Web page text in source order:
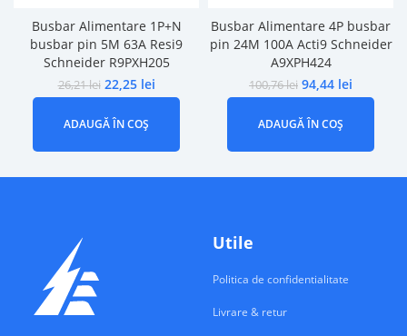
Busbar Alimentare 1P+N
busbar pin 5M 63A Resi9
Schneider R9PXH205
26,21lei 22,25 lei
ADAUGĂ ÎN COȘ
Busbar Alimentare 4P busbar
pin 24M 100A Acti9 Schneider
A9XPH424
100,76lei 94,44 lei
ADAUGĂ ÎN COȘ
Utile
Politica de confidentialitate
Livrare & retur